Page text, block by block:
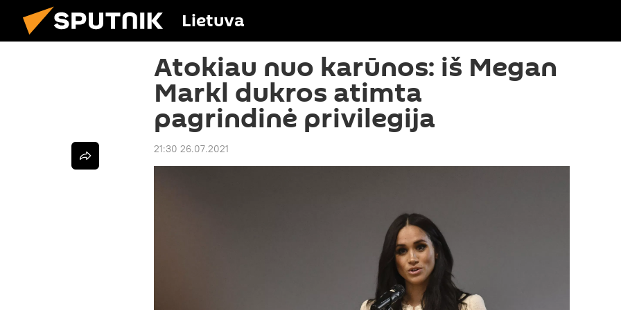
Lietuva
Atokiau nuo karūnos: iš Megan
Markl dukros atimta
pagrindinė privilegija
21:30 26.07.2021